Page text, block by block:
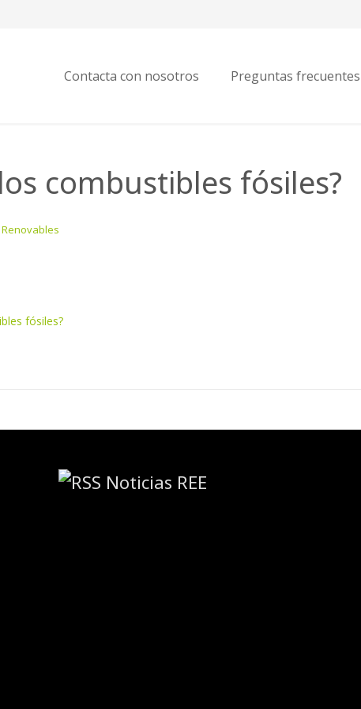
Contacta con nosotros Preguntas frecuentes
combustibles fósiles?
fósiles?
Noticias REE